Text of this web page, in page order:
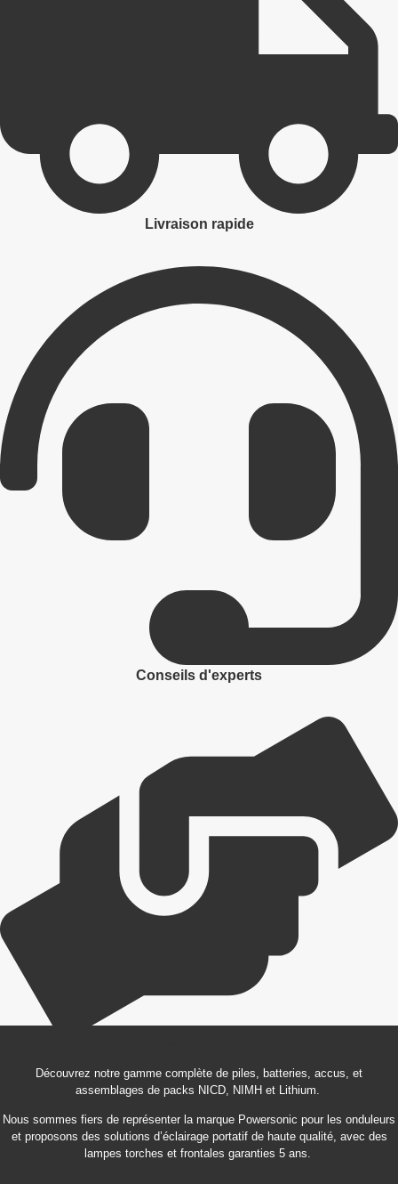
Livraison rapide
Conseils d'experts
Découvrez notre gamme complète de piles, batteries, accus, et
assemblages de packs NICD, NIMH et Lithium.
Nous sommes fiers de représenter la marque Powersonic pour les onduleurs
et proposons des solutions d’éclairage portatif de haute qualité, avec des
lampes torches et frontales garanties 5 ans.